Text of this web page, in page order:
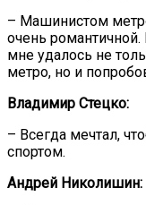
– Машинистом
очень
мне удалось не
метро, но и
Владимир Стецко:
– Всегда мечтал,
спортом.
Андрей Николишин: